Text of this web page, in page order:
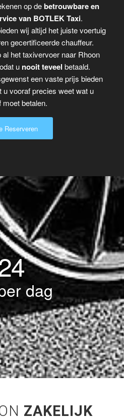
op debetrouwbare en
van BOTLEK Taxi.
wij altijd het juiste voertuig
gecertificeerde chauffeur.
het taxivervoer naar Rhoon
u nooit teveel betaald.
een vaste prijs bieden
vooraf precies weet wat u
moet betalen.
Reserveren
dag
ZAKELIJK